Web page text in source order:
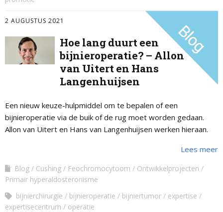
2 AUGUSTUS 2021
Hoe lang duurt een
bijnieroperatie? – Allon
van Uitert en Hans
Langenhuijsen
Een nieuw keuze-hulpmiddel om te bepalen of een
bijnieroperatie via de buik of de rug moet worden gedaan.
Allon van Uitert en Hans van Langenhuijsen werken hieraan.
Lees meer
Blog Cushing Feochromocytoom
Ontwikkelprojecten
Primair hyperaldosteronisme
bijnierchirurgie
bijnieroperatie bijniertumor
expertise
expertisecentrum
operatie